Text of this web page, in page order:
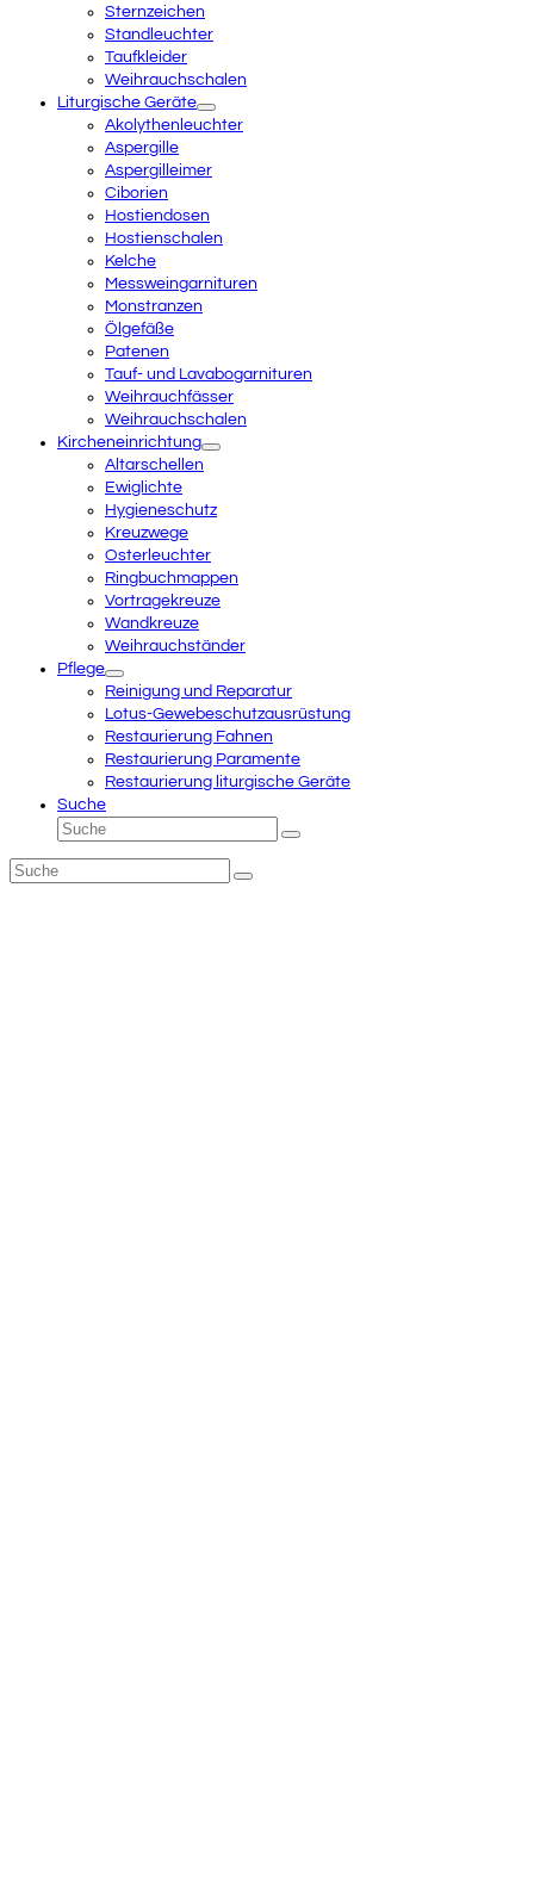
Sternzeichen
Standleuchter
Taufkleider
Weihrauchschalen
Liturgische Geräte
Akolythenleuchter
Aspergille
Aspergilleimer
Ciborien
Hostiendosen
Hostienschalen
Kelche
Messweingarnituren
Monstranzen
Ölgefäße
Patenen
Tauf- und Lavabogarnituren
Weihrauchfässer
Weihrauchschalen
Kircheneinrichtung
Altarschellen
Ewiglichte
Hygieneschutz
Kreuzwege
Osterleuchter
Ringbuchmappen
Vortragekreuze
Wandkreuze
Weihrauchständer
Pflege
Reinigung und Reparatur
Lotus-Gewebeschutzausrüstung
Restaurierung Fahnen
Restaurierung Paramente
Restaurierung liturgische Geräte
Suche
Suche
Senden
Suche
Senden